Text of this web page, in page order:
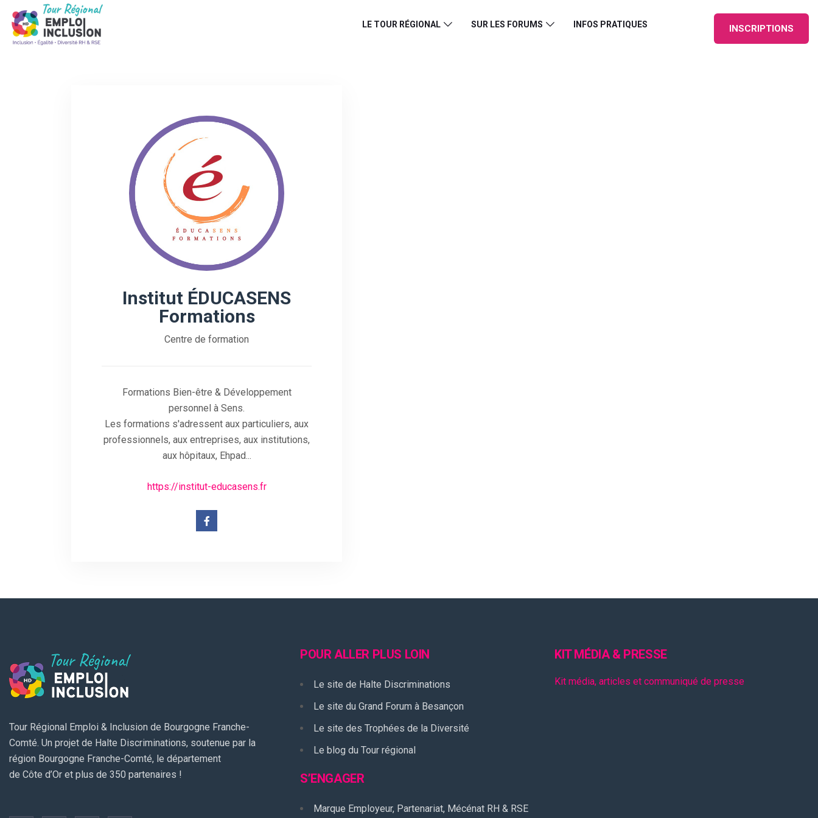
LE TOUR RÉGIONAL SUR LES FORUMS INFOS PRATIQUES INSCRIPTIONS
Institut ÉDUCASENS
Formations
Centre de formation
Formations Bien-être & Développement
personnel à Sens.
Les formations s'adressent aux particuliers, aux
professionnels, aux entreprises, aux institutions,
aux hôpitaux, Ehpad...
https://institut-educasens.fr
Tour Régional Emploi & Inclusion de Bourgogne Franche-
Comté. Un projet de Halte Discriminations, soutenue par la
région Bourgogne Franche-Comté, le département
de Côte d’Or et plus de 350 partenaires !
POUR ALLER PLUS LOIN
Le site de Halte Discriminations
Le site du Grand Forum à Besançon
Le site des Trophées de la Diversité
Le blog du Tour régional
S’ENGAGER
Marque Employeur, Partenariat, Mécénat RH & RSE
KIT MÉDIA & PRESSE
Kit média, articles et communiqué de presse